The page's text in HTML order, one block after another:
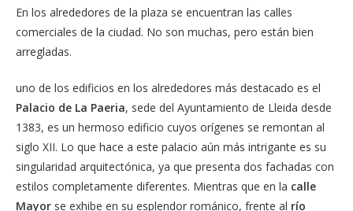
En los alrededores de la plaza se encuentran las calles
comerciales de la ciudad. No son muchas, pero están bien
arregladas.
uno de los edificios en los alrededores más destacado es el
Palacio de La Paeria, sede del Ayuntamiento de Lleida desde
1383, es un hermoso edificio cuyos orígenes se remontan al
siglo XII. Lo que hace a este palacio aún más intrigante es su
singularidad arquitectónica, ya que presenta dos fachadas con
estilos completamente diferentes. Mientras que en la calle
Mayor se exhibe en su esplendor románico, frente al río